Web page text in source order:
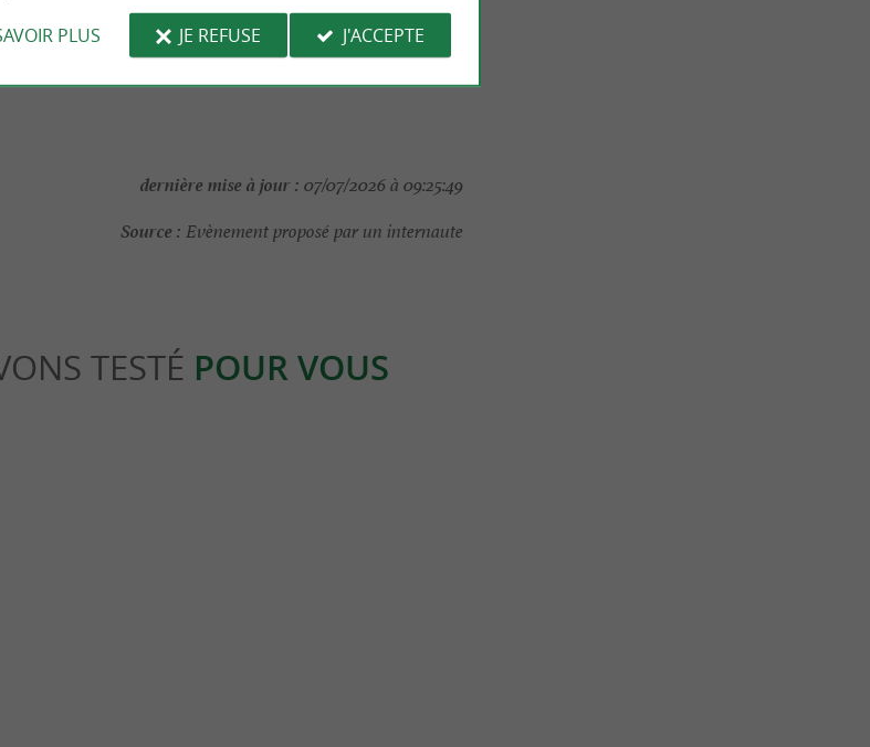
SITE INTERNET DE L'ÉVÈNEMENT
dernière mise à jour : 07/07/2026 à 09:25:49
Source : Evènement proposé par un internaute
TESTÉ POUR VOUS
PLUS JE REFUSE J'ACCEPTE